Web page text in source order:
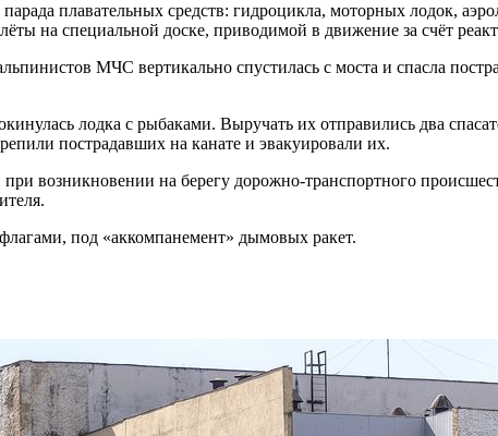
плавательных средств: гидроцикла, моторных лодок,
на специальной доске, приводимой в движение за счёт
МЧС вертикально спустилась с моста и спасла
лодка с рыбаками. Выручать их отправились два
пострадавших на канате и эвакуировали их.
возникновении на берегу дорожно-транспортного
под «аккомпанемент» дымовых ракет.